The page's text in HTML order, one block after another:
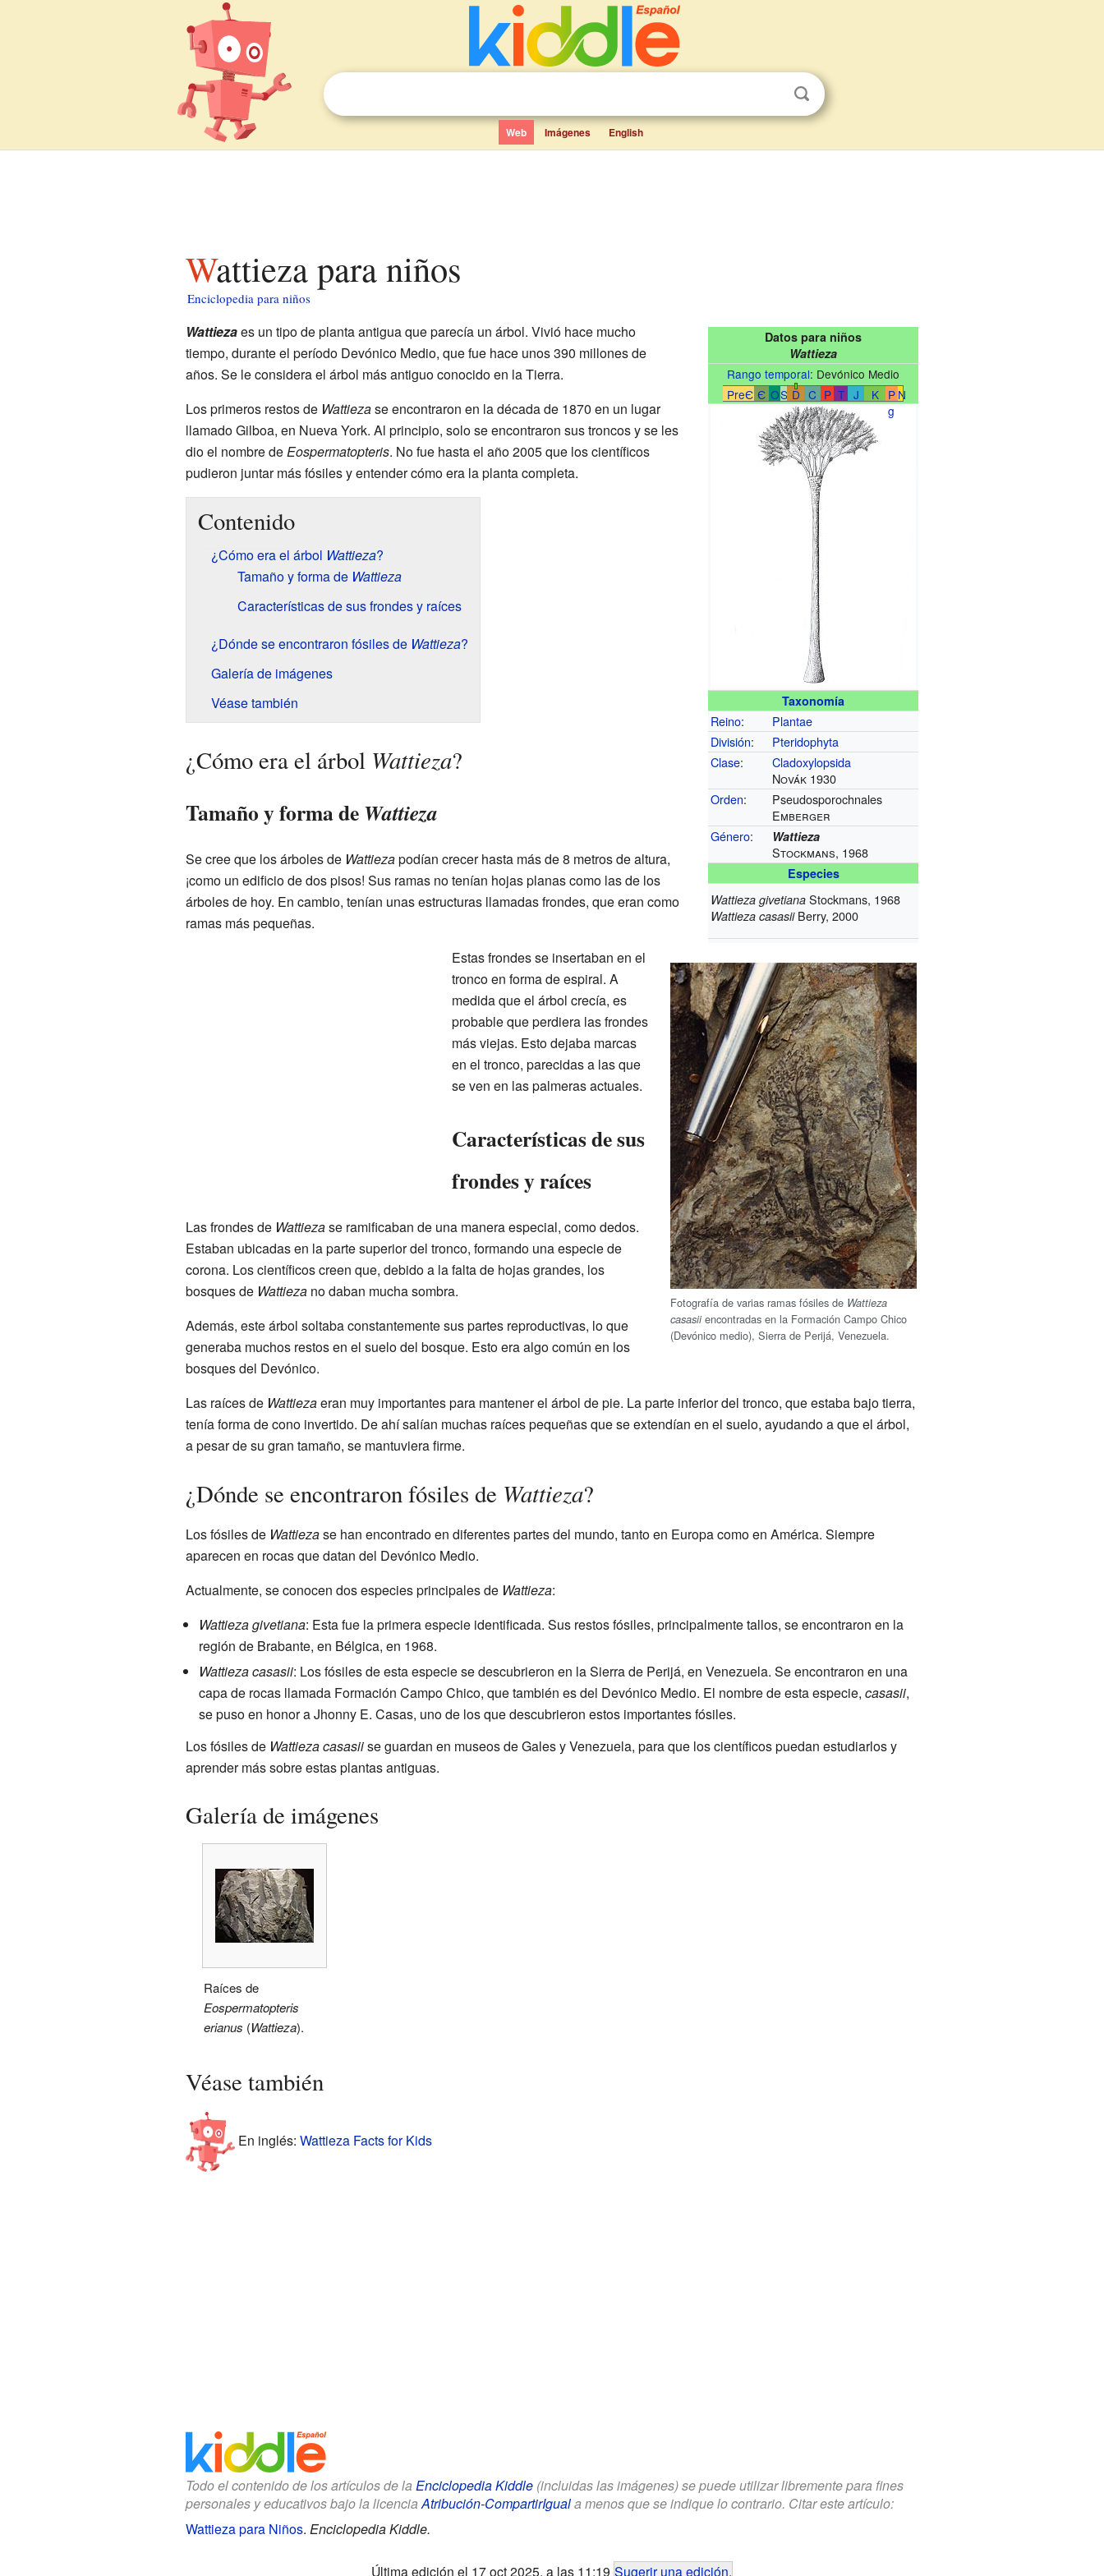
Web Imágenes English
Wattieza para niños
Enciclopedia para niños
Datos para niños
Wattieza
Rango temporal: Devónico Medio
PreЄ Є OS D C P T J K
P
g
N
Taxonomía
Reino:
Plantae
División:
Pteridophyta
Clase:
Cladoxylopsida
Novák 1930
Orden:
Pseudosporochnales
Emberger
Género: Wattieza
Stockmans, 1968
Especies
Wattieza givetiana Stockmans, 1968
Wattieza casasii Berry, 2000
Fotografía de varias ramas fósiles de Wattieza
casasiiencontradas en la Formación Campo Chico
(Devónico medio), Sierra de Perijá, Venezuela.
Wattiezaes un tipo de planta antigua que parecía un árbol. Vivió hace mucho
tiempo, durante el período Devónico Medio, que fue hace unos 390 millones de
años. Se le considera el árbol más antiguo conocido en la Tierra.
Los primeros restos de Wattiezase encontraron en la década de 1870 en un lugar
llamado Gilboa, en Nueva York. Al principio, solo se encontraron sus troncos y se les
dio el nombre deEospermatopteris. No fue hasta el año 2005 que los científicos
pudieron juntar más fósiles y entender cómo era la planta completa.
Contenido
¿Cómo era el árbol Wattieza?
Tamaño y forma de Wattieza
Características de sus frondes y raíces
¿Dónde se encontraron fósiles de Wattieza?
Galería de imágenes
Véase también
¿Cómo era el árbol Wattieza?
Tamaño y forma deWattieza
Se cree que los árboles de Wattiezapodían crecer hasta más de 8 metros de altura,
¡como un edificio de dos pisos! Sus ramas no tenían hojas planas como las de los
árboles de hoy. En cambio, tenían unas estructuras llamadas frondes, que eran como
ramas más pequeñas.
Estas frondes se insertaban en el
tronco en forma de espiral. A
medida que el árbol crecía, es
probable que perdiera las frondes
más viejas. Esto dejaba marcas
en el tronco, parecidas a las que
se ven en las palmeras actuales.
Características de sus
frondes y raíces
Las frondes de Wattiezase ramificaban de una manera especial, como dedos.
Estaban ubicadas en la parte superior del tronco, formando una especie de
corona. Los científicos creen que, debido a la falta de hojas grandes, los
bosques de Wattiezano daban mucha sombra.
Además, este árbol soltaba constantemente sus partes reproductivas, lo que
generaba muchos restos en el suelo del bosque. Esto era algo común en los
bosques del Devónico.
Las raíces de Wattiezaeran muy importantes para mantener el árbol de pie. La parte inferior del tronco, que estaba bajo tierra,
tenía forma de cono invertido. De ahí salían muchas raíces pequeñas que se extendían en el suelo, ayudando a que el árbol,
a pesar de su gran tamaño, se mantuviera firme.
¿Dónde se encontraron fósiles de Wattieza?
Los fósiles de Wattiezase han encontrado en diferentes partes del mundo, tanto en Europa como en América. Siempre
aparecen en rocas que datan del Devónico Medio.
Actualmente, se conocen dos especies principales de Wattieza:
Wattieza givetiana: Esta fue la primera especie identificada. Sus restos fósiles, principalmente tallos, se encontraron en la
región de Brabante, en Bélgica, en 1968.
Wattieza casasii: Los fósiles de esta especie se descubrieron en la Sierra de Perijá, en Venezuela. Se encontraron en una
capa de rocas llamada Formación Campo Chico, que también es del Devónico Medio. El nombre de esta especie, casasii,
se puso en honor a Jhonny E. Casas, uno de los que descubrieron estos importantes fósiles.
Los fósiles de Wattieza casasiise guardan en museos de Gales y Venezuela, para que los científicos puedan estudiarlos y
aprender más sobre estas plantas antiguas.
Galería de imágenes
Raíces de
Eospermatopteris
erianus (Wattieza).
Véase también
En inglés: Wattieza Facts for Kids
Todo el contenido de los artículos de la Enciclopedia Kiddle(incluidas las imágenes) se puede utilizar libremente para fines
personales y educativos bajo la licencia Atribución-CompartirIguala menos que se indique lo contrario. Citar este artículo:
Wattieza para Niños. Enciclopedia Kiddle.
Última edición el 17 oct 2025, a las 11:19 Sugerir una edición.